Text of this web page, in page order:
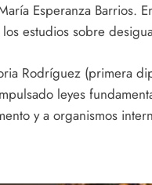
Esperanza Barrios.
estudios sobre
Rodríguez (primera
leyes
y a organismos